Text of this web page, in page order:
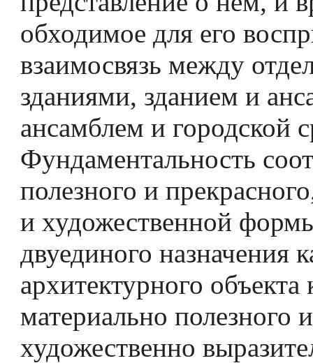
обходимое для его
взаимосвязь между
зданиями, зданием и
ансамблем и городской
Фундаментальность
полезного и
и художественной
двуединого назначения
архитектурного объекта
материально полезного и
художественно